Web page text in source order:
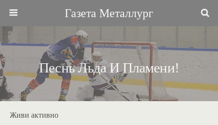
Газета Металлург
Песнь Льда И Пламени!
Живи активно